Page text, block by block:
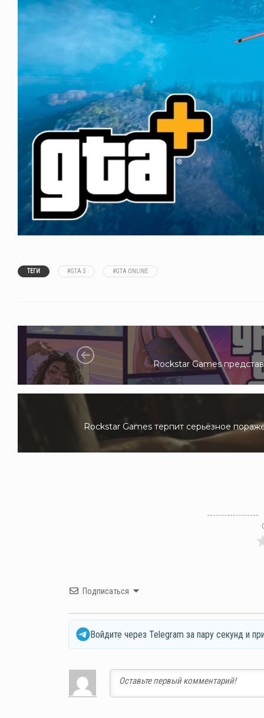
ТЕГИ #GTA 5 #GTA ONLINE
GTA 6
Rockstar Games
Rockstar Games терпит серьёзное
Подписаться
Войдите через Telegram за пару секунд и